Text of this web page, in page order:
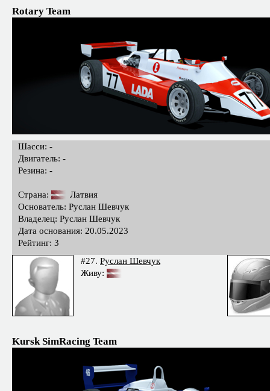
Rotary Team
Шасси: -
Двигатель: -
Резина: -
Страна:
Латвия
Основатель: Руслан Шевчук
Владелец: Руслан Шевчук
Дата основания: 20.05.2023
Рейтинг: 3
#27. Руслан Шевчук
Живу:
Kursk SimRacing Team